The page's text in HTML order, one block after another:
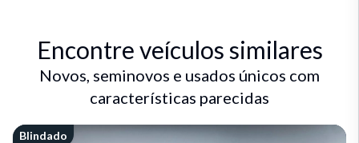
Encontre veículos similares
Novos, seminovos e usados únicos com
características parecidas
Blindado